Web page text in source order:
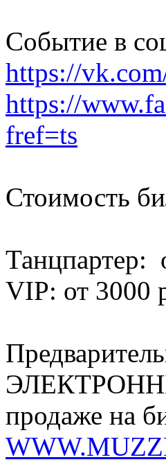
Событие в
https://
https://
fref=ts
Стоимость
Танцпартер:
VIP: от 3000
продаже на